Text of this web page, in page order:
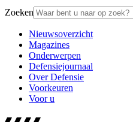
Zoeken
Nieuwsoverzicht
Magazines
Onderwerpen
Defensiejournaal
Over Defensie
Voorkeuren
Voor u